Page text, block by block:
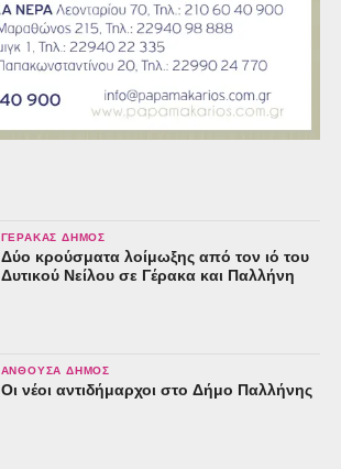
ΓΈΡΑΚΑΣ ΔΉΜΟΣ
Δύο κρούσματα λοίμωξης από τον ιό του
Δυτικού Νείλου σε Γέρακα και Παλλήνη
ΑΝΘΟΎΣΑ ΔΉΜΟΣ
Οι νέοι αντιδήμαρχοι στο Δήμο Παλλήνης